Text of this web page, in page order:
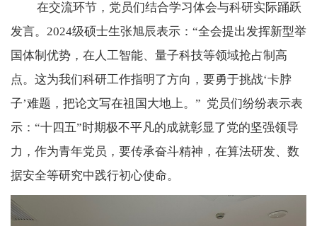
在交流环节，党员们结合学习体会与科研实际踊跃
发言。 2024级硕士生张旭辰表示： “全会提出发挥新型举
国体制优势，在人工智能、量子科技等领域抢占制高
点。这为我们科研工作指明了方向，要勇于挑战‘卡脖
子’难题，把论文写在祖国大地上。 ” 党员们纷纷表示表
示：“十四五”时期极不平凡的成就彰显了党的坚强领导
力，作为青年党员，要传承奋斗精神，在算法研发、数
据安全等研究中践行初心使命。